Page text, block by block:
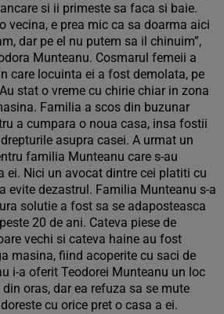
si ii primeste sa faca si baie.
vecina, e prea mic ca sa doarma aici
dar pe el nu putem sa il chinuim”,
Munteanu. Cosmarul femeii a
care locuinta ei a fost demolata, pe
stat o vreme cu chirie chiar in zona
Familia a scos din buzunar
a cumpara o noua casa, insa fostii
asupra casei. A urmat un
familia Munteanu care s-au
ei. Nici un avocat dintre cei platiti cu
evite dezastrul. Familia Munteanu s-a
solutie a fost sa se adaposteasca
20 de ani. Cateva piese de
vechi si cateva haine au fost
masina, fiind acoperite cu saci de
i-a oferit Teodorei Munteanu un loc
oras, dar ea refuza sa se mute
cu orice pret o casa a ei.